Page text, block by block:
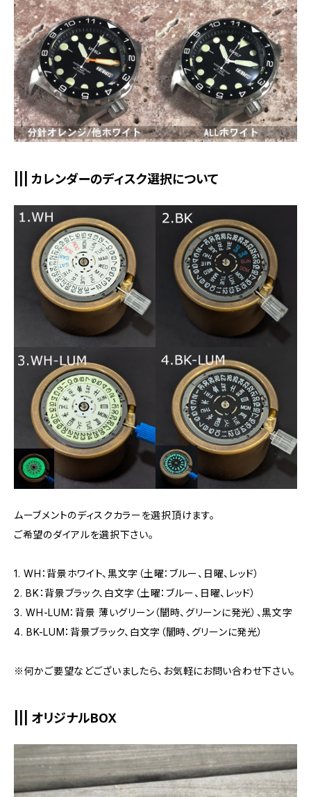
||| カレンダーのディスク選択について
ムーブメントのディスクカラーを選択頂けます。
ご希望のダイアルを選択下さい。
1. WH：背景ホワイト、黒文字（土曜：ブルー、日曜、レッド）
2. BK：背景ブラック、白文字（土曜：ブルー、日曜、レッド）
3. WH-LUM：背景 薄いグリーン（闇時、グリーンに発光）、黒文字
4. BK-LUM：背景ブラック、白文字（闇時、グリーンに発光）
※何かご要望などございましたら、お気軽にお問い合わせ下さい。
||| オリジナルBOX